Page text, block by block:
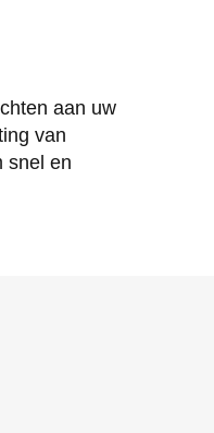
aan uw
van
snel en